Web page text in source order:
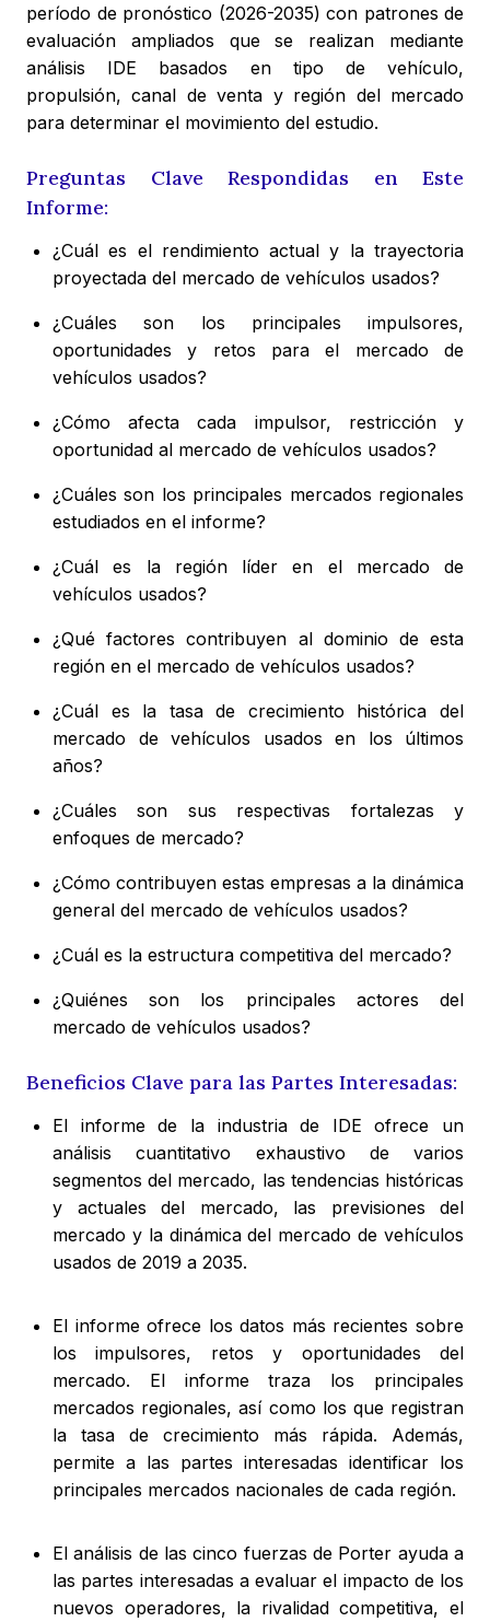
período de pronóstico (2026-2035) con patrones de
evaluación ampliados que se realizan mediante
análisis IDE basados en tipo de vehículo,
propulsión, canal de venta y región del mercado
para determinar el movimiento del estudio.
Preguntas Clave Respondidas en Este
Informe:
¿Cuál es el rendimiento actual y la trayectoria
proyectada del mercado de vehículos usados?
¿Cuáles son los principales impulsores,
oportunidades y retos para el mercado de
vehículos usados?
¿Cómo afecta cada impulsor, restricción y
oportunidad al mercado de vehículos usados?
¿Cuáles son los principales mercados regionales
estudiados en el informe?
¿Cuál es la región líder en el mercado de
vehículos usados?
¿Qué factores contribuyen al dominio de esta
región en el mercado de vehículos usados?
¿Cuál es la tasa de crecimiento histórica del
mercado de vehículos usados en los últimos
años?
¿Cuáles son sus respectivas fortalezas y
enfoques de mercado?
¿Cómo contribuyen estas empresas a la dinámica
general del mercado de vehículos usados?
¿Cuál es la estructura competitiva del mercado?
¿Quiénes son los principales actores del
mercado de vehículos usados?
Beneficios Clave para las Partes Interesadas:
El informe de la industria de IDE ofrece un
análisis cuantitativo exhaustivo de varios
segmentos del mercado, las tendencias históricas
y actuales del mercado, las previsiones del
mercado y la dinámica del mercado de vehículos
usados de 2019 a 2035.
El informe ofrece los datos más recientes sobre
los impulsores, retos y oportunidades del
mercado. El informe traza los principales
mercados regionales, así como los que registran
la tasa de crecimiento más rápida. Además,
permite a las partes interesadas identificar los
principales mercados nacionales de cada región.
El análisis de las cinco fuerzas de Porter ayuda a
las partes interesadas a evaluar el impacto de los
nuevos operadores, la rivalidad competitiva, el